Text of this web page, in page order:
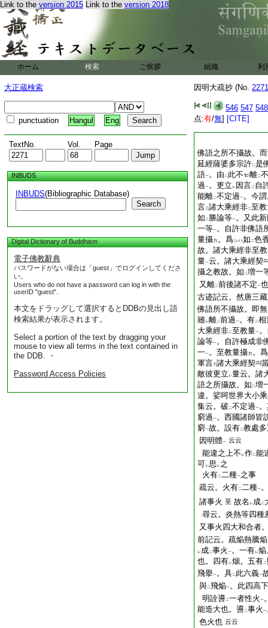
Link to the version 2015 Link to the version 2018
ホーム 検索 ご挨拶 組織 利
大正蔵検索
punctuation Hangul Eng
TextNo. Vol. Page
INBUDS
INBUDS(Bibliographic Database)
Search
Digital Dictionary of Buddhism
電子佛教辭典
パスワードがない場合は「guest」でログインしてくださ
い。
Users who do not have a password can log in with the
userID "guest".
本文をドラッグして選択するとDDBの見出し語
検索結果が表示されます。
Select a portion of the text by dragging your
mouse to view all terms in the text contained in
the DDB. ・
Password Access Policies
因明大疏抄 (No.
546 547 548
点:有/無] [CITE]
佛語之所不攝故。
延經薩婆多宗許二是
語一。由 二 此不 離二
過一。更立 レ 因言二 自
能離二不定過一。今
言三諸大乘經非二至
如 二 勝論等一。又此
一等一。自許非佛語
量攝カ 。爲シハ如 二色
故。諸大乘經非至
量一云。諸大乘經契
攝之教故。如 二増一
又離二前後諸不定一也
古迹記云。然唐三
佛語所不攝故。即無
雖レ離二前過一。有二相
大乘經非二至教量一
論等一。自許極成非
一一。至教量攝カ 。爲
軍言下諸大乘經契
敵彼更立 レ量云。諸
語之所攝故。如 二増
違。娑呵世界大小
集云。破 二不定過一
窮過一。西國諸師皆
窮一故。設有二教處
因明體一 云云
能違之上不 レ作二能
可レ思 レ之
火有二二種一之事
疏云。火有二二種一
諸事火 至 故名 レ成二
尋云。炎熱等四種
又事火四大和合者
前記云。疏焔熱騰
レ成二事火 一。一有レ焔
也。四有レ烟。五有二
飛擧一。具二 此六義一
與二飛焔一。此四高
明詮噵 二一者性火 一
能造大也。噵 二事火 一
色火也 云云